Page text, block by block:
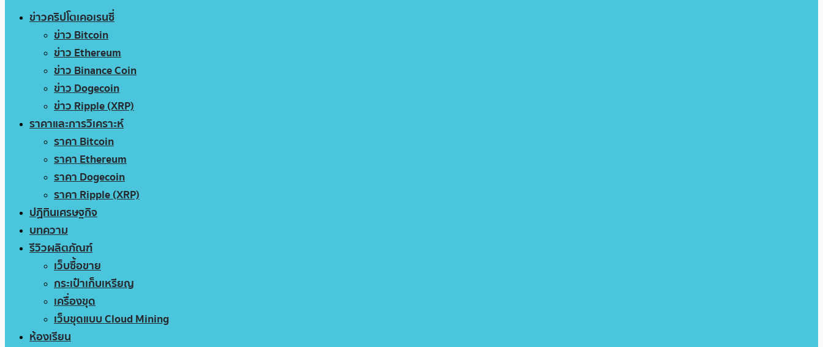
ข่าวคริปโตเคอเรนซี่
ข่าว Bitcoin
ข่าว Ethereum
ข่าว Binance Coin
ข่าว Dogecoin
ข่าว Ripple (XRP)
ราคาและการวิเคราะห์
ราคา Bitcoin
ราคา Ethereum
ราคา Dogecoin
ราคา Ripple (XRP)
ปฏิทินเศรษฐกิจ
บทความ
รีวิวผลิตภัณฑ์
เว็บซื้อขาย
กระเป๋าเก็บเหรียญ
เครื่องขุด
เว็บขุดแบบ Cloud Mining
ห้องเรียน